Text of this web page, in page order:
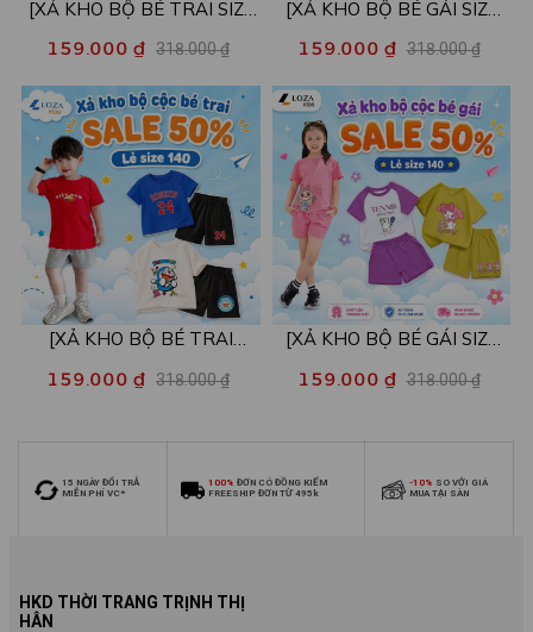
[XẢ KHO BỘ BÉ TRAI SIZE
130] Bộ đồ cho bé trai nhiều
mẫu - Quần áo bé trai từ 22-
26kg - Loza Kids XB004
159.000 ₫ 318.000 ₫
[XẢ KHO BỘ BÉ GÁI SIZE
130] Bộ đồ cho bé gái nhiều
mẫu - Quần áo bé gái từ 22-
26kg - Loza Kids XB005
159.000 ₫ 318.000 ₫
[XẢ KHO BỘ BÉ TRAI
nhiều mẫu - Quần áo bé trai
159.000 ₫ 318.000 ₫
[XẢ KHO BỘ BÉ GÁI SIZE
mẫu - Quần áo bé gái từ 26-
159.000 ₫ 318.000 ₫
15 NGÀY ĐỔI TRẢ
MIỄN PHÍ VC*
100% ĐƠN CÓ ĐỒNG KIỂM
FREESHIP ĐƠN TỪ 495k
-10% SO VỚI GIÁ
MUA TẠI SÀN
HKD THỜI TRANG TRỊNH THỊ
HÂN